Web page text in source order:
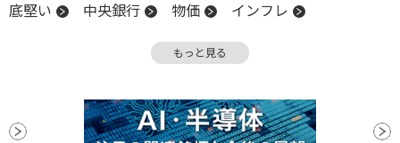
底堅い
中央銀行 物価
インフレ
消費者物価指数
もっと見る